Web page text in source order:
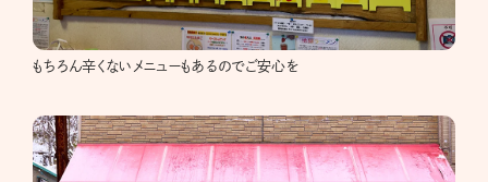
もちろん辛くないメニューもあるのでご安心を